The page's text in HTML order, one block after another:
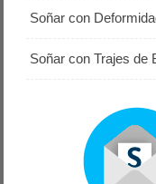
Soñar con
Soñar con Trajes de